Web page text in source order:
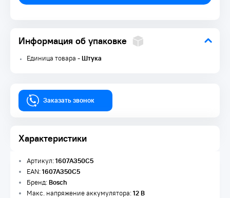
Информация об упаковке
Единица товара -Штука
Заказать звонок
Характеристики
Артикул:1607A350C5
EAN:1607A350C5
Бренд:Bosch
Макс. напряжение аккумулятора:12 В